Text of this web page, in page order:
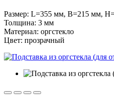
Размер: L=355 мм, B=215 мм,
Толщина: 3 мм
Материал: оргстекло
Цвет: прозрачный